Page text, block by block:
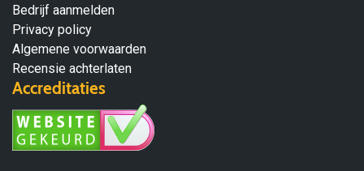
Bedrijf aanmelden
Privacy policy
Algemene voorwaarden
Recensie achterlaten
Accreditaties